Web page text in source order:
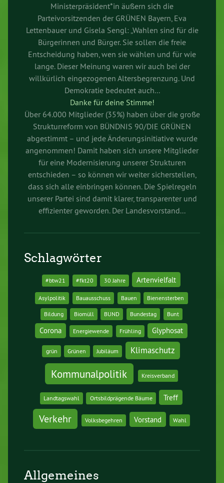
Ministerpräsident*in äußern sich die
Parteivorsitzenden der GRÜNEN Bayern, Eva
Lettenbauer und Gisela Sengl: „Wahlen sind für die
Bürgerinnen und Bürger. Sie sollen die freie
Entscheidung haben, wen sie wählen und für wie
lange. Dieser Meinung waren wir auch bei der
willkürlich eingezogenen Altersbegrenzung. Und
Demokratie bedeutet auch...
Danke für deine Stimme!
Über 64.000 Mitglieder (35%) haben über die große
Strukturreform von BÜNDNIS 90/DIE GRÜNEN
abgestimmt – und jede Änderungsinitiative wurde
angenommen! Damit haben sich unsere Mitglieder
für eine Modernisierung unserer Strukturen
entschieden – so können wir weiter sicherstellen,
dass sich alle einbringen können. Die Spielregeln
unserer Partei sind damit klarer, transparenter und
effizienter geworden. Der Landesvorstand...
Schlagwörter
#btw21 #fkt20 30 Jahre Artenvielfalt
Asylpolitik Bauausschuss Bauen Bienensterben
Bildung Biomüll BUND Bundestag Bunt
Corona Energiewende Frühling Glyphosat
grün Grünen Jubiläum Klimaschutz
Kommunalpolitik Kreisverband
Landtagswahl Ortsbildprägende Bäume Treff
Verkehr Volksbegehren Vorstand Wahl
Allgemeines